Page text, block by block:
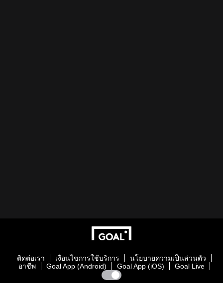
ติดต่อเรา เงื่อนไขการใช้บริการ
นโยบายความเป็นส่วนตัว
อาชีพ
Goal App (Android) Goal App (iOS) Goal Live